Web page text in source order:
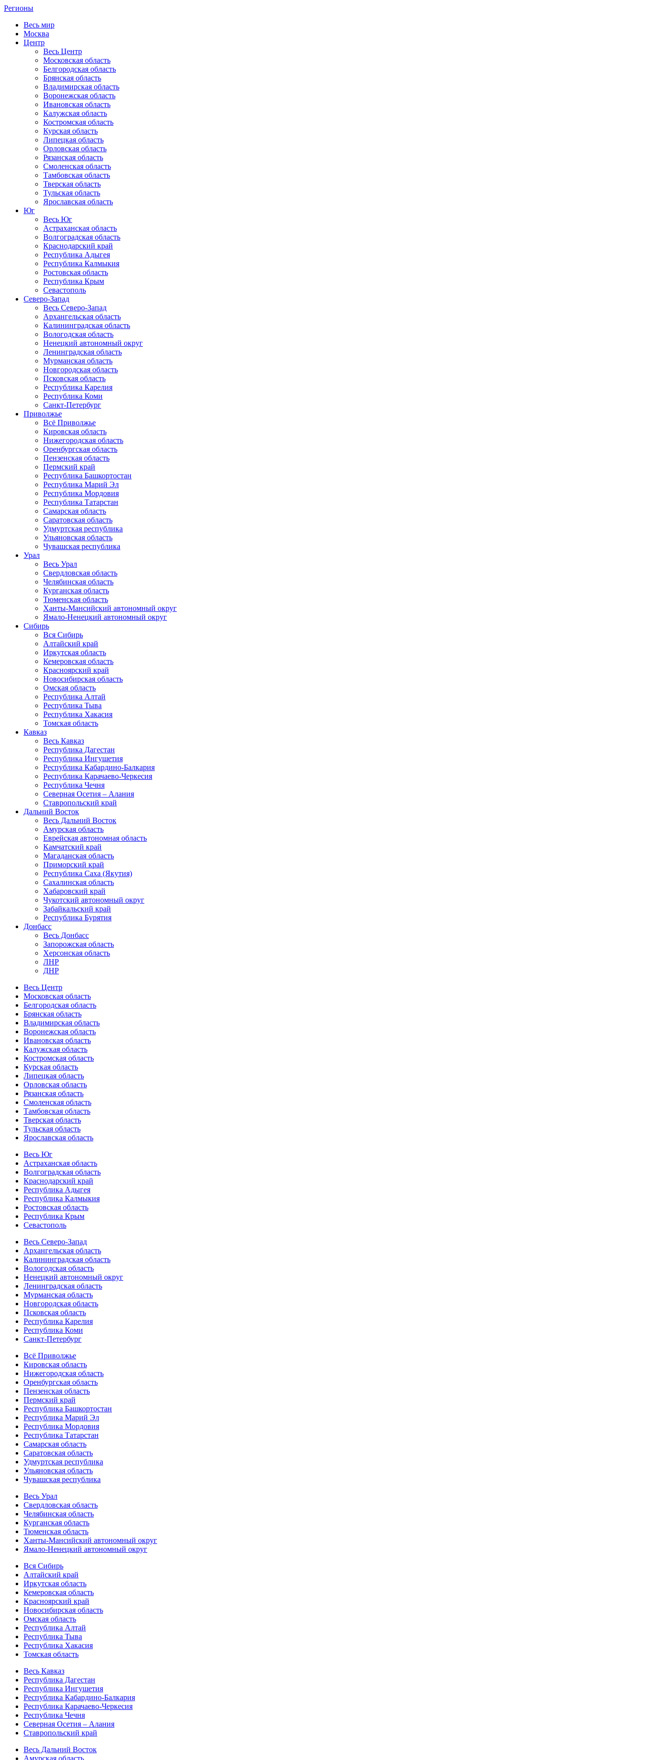
Регионы
Весь мир
Москва
Центр
Весь Центр
Московская область
Белгородская область
Брянская область
Владимирская область
Воронежская область
Ивановская область
Калужская область
Костромская область
Курская область
Липецкая область
Орловская область
Рязанская область
Смоленская область
Тамбовская область
Тверская область
Тульская область
Ярославская область
Юг
Весь Юг
Астраханская область
Волгоградская область
Краснодарский край
Республика Адыгея
Республика Калмыкия
Ростовская область
Республика Крым
Севастополь
Северо-Запад
Весь Северо-Запад
Архангельская область
Калининградская область
Вологодская область
Ненецкий автономный округ
Ленинградская область
Мурманская область
Новгородская область
Псковская область
Республика Карелия
Республика Коми
Санкт-Петербург
Приволжье
Всё Приволжье
Кировская область
Нижегородская область
Оренбургская область
Пензенская область
Пермский край
Республика Башкортостан
Республика Марий Эл
Республика Мордовия
Республика Татарстан
Самарская область
Саратовская область
Удмуртская республика
Ульяновская область
Чувашская республика
Урал
Весь Урал
Свердловская область
Челябинская область
Курганская область
Тюменская область
Ханты-Мансийский автономный округ
Ямало-Ненецкий автономный округ
Сибирь
Вся Сибирь
Алтайский край
Иркутская область
Кемеровская область
Красноярский край
Новосибирская область
Омская область
Республика Алтай
Республика Тыва
Республика Хакасия
Томская область
Кавказ
Весь Кавказ
Республика Дагестан
Республика Ингушетия
Республика Кабардино-Балкария
Республика Карачаево-Черкесия
Республика Чечня
Северная Осетия – Алания
Ставропольский край
Дальний Восток
Весь Дальний Восток
Амурская область
Еврейская автономная область
Камчатский край
Магаданская область
Приморский край
Республика Саха (Якутия)
Сахалинская область
Хабаровский край
Чукотский автономный округ
Забайкальский край
Республика Бурятия
Донбасс
Весь Донбасс
Запорожская область
Херсонская область
ЛНР
ДНР
Весь Центр
Московская область
Белгородская область
Брянская область
Владимирская область
Воронежская область
Ивановская область
Калужская область
Костромская область
Курская область
Липецкая область
Орловская область
Рязанская область
Смоленская область
Тамбовская область
Тверская область
Тульская область
Ярославская область
Весь Юг
Астраханская область
Волгоградская область
Краснодарский край
Республика Адыгея
Республика Калмыкия
Ростовская область
Республика Крым
Севастополь
Весь Северо-Запад
Архангельская область
Калининградская область
Вологодская область
Ненецкий автономный округ
Ленинградская область
Мурманская область
Новгородская область
Псковская область
Республика Карелия
Республика Коми
Санкт-Петербург
Всё Приволжье
Кировская область
Нижегородская область
Оренбургская область
Пензенская область
Пермский край
Республика Башкортостан
Республика Марий Эл
Республика Мордовия
Республика Татарстан
Самарская область
Саратовская область
Удмуртская республика
Ульяновская область
Чувашская республика
Весь Урал
Свердловская область
Челябинская область
Курганская область
Тюменская область
Ханты-Мансийский автономный округ
Ямало-Ненецкий автономный округ
Вся Сибирь
Алтайский край
Иркутская область
Кемеровская область
Красноярский край
Новосибирская область
Омская область
Республика Алтай
Республика Тыва
Республика Хакасия
Томская область
Весь Кавказ
Республика Дагестан
Республика Ингушетия
Республика Кабардино-Балкария
Республика Карачаево-Черкесия
Республика Чечня
Северная Осетия – Алания
Ставропольский край
Весь Дальний Восток
Амурская область